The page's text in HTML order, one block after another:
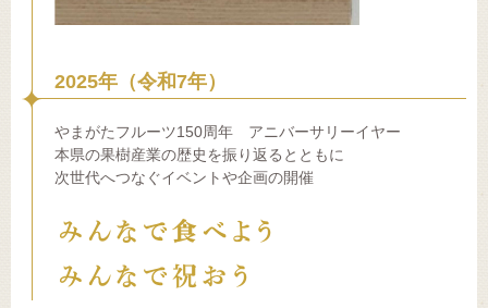
2025年（令和7年）
やまがたフルーツ150周年 アニバーサリーイヤー
本県の果樹産業の歴史を振り返るとともに
次世代へつなぐイベントや企画の開催